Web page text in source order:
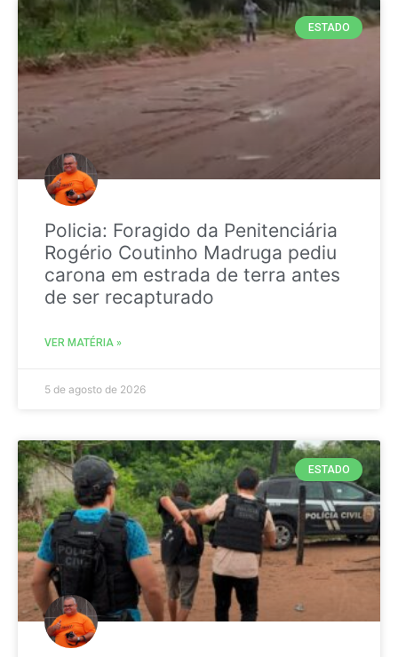
ESTADO
Policia: Foragido da Penitenciária
Rogério Coutinho Madruga pediu
carona em estrada de terra antes
de ser recapturado
VER MATÉRIA »
5 de agosto de 2026
ESTADO